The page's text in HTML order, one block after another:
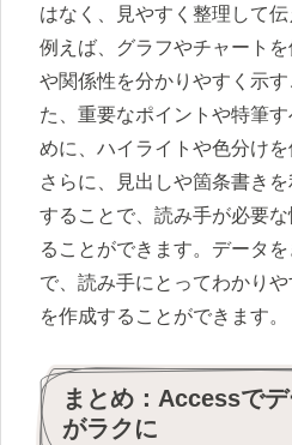
はなく、見やすく整理して伝
例えば、グラフやチャート
や関係性を分かりやすく示
た、重要なポイントや特筆
めに、ハイライトや色分けを
さらに、見出しや箇条書き
することで、読み手が必要
ることができます。データ
で、読み手にとってわかり
を作成することができます。
まとめ：Accessで
がラクに